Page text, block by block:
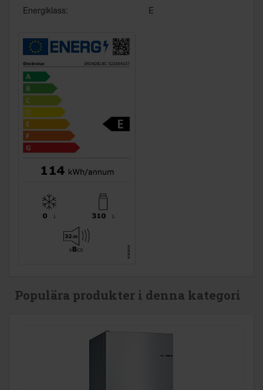
Energiklass: E
Populära produkter i denna kategori